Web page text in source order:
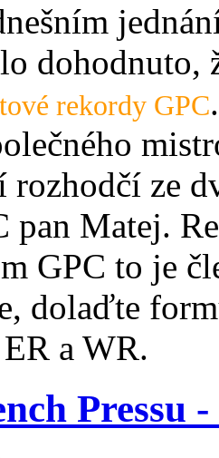
dohodnuto,
rekordy GPC
rozhodčí ze
pan Matej.
GPC to je
dolaďte
a WR.
Pressu -